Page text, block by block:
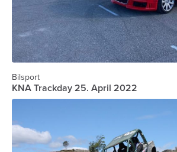
Bilsport
KNA Trackday 25. April 2022